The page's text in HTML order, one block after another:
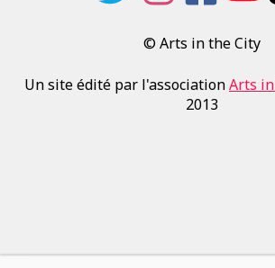
© Arts in the City
Un site édité par l'associationArts
2013